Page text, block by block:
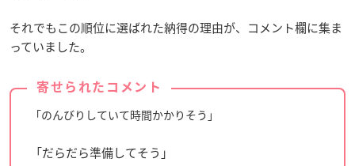
それでもこの順位に選ばれた納得の理由が、コメント欄に集ま
っていました。
寄せられたコメント
「のんびりしていて時間かかりそう」
「だらだら準備してそう」